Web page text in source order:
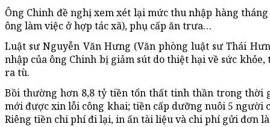
Ông Chinh đề nghị xem xét lại mức thu nhập hàng
ông làm việc ở hợp tác xã), phụ cấp ăn trưa…
Luật sư Nguyễn Văn Hưng (Văn phòng luật sư Thái
nhập của ông Chinh bị giảm sút do thiệt hại về sức
ra tù.
Bồi thường hơn 8,8 tỷ tiền tổn thất tinh thần trong thời
mới được xin lỗi công khai; tiền cấp dưỡng nuôi 5 người
Riêng tiền chi phí đi lại, in ấn tài liệu và chi phí gửi đơn